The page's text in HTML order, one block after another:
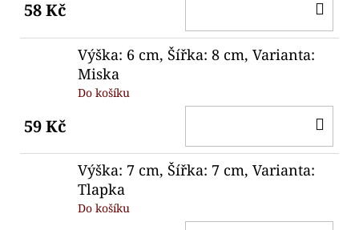
58 Kč
Výška: 6 cm, Šířka: 8 cm, Varianta:
Miska
Do košíku
59 Kč
Výška: 7 cm, Šířka: 7 cm, Varianta:
Tlapka
Do košíku